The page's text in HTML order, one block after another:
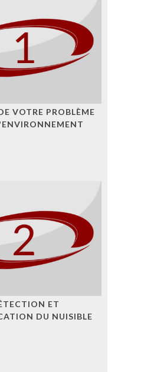
VOTRE PROBLÈME
ET
DU NUISIBLE